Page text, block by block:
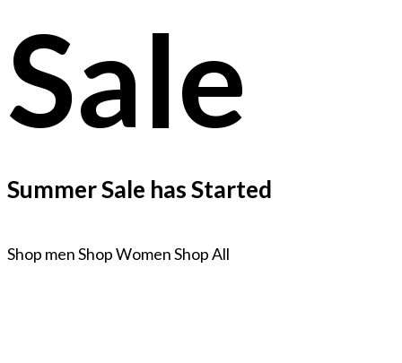
Sale
Summer Sale has Started
Shop menShop WomenShop All